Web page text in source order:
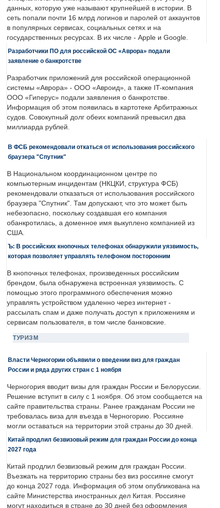
данных, которую уже называют крупнейшей в истории. В
сеть попали почти 16 млрд логинов и паролей от аккаунтов
в популярных сервисах, социальных сетях и на
государственных ресурсах. В их числе - Apple и Google.
Разработчики ПО для российской ОС «Аврора» подали
заявление о банкротстве
Разработчик приложений для российской операционной
системы «Аврора» - ООО «Авроид», а также IT-компания
ООО «Гиперус» подали заявления о банкротстве.
Информация об этом появилась в картотеке Арбитражных
судов. Совокупный долг обеих компаний превысил два
миллиарда рублей.
В ФСБ рекомендовали откаться от использования российского
браузера "Спутник"
В Национальном координационном центре по
компьютерным инцидентам (НКЦКИ, структура ФСБ)
рекомендовали отказаться от использования российского
браузера "Спутник". Там допускают, что это может быть
небезопасно, поскольку создавшая его компания
обанкротилась, а доменное имя выкуплено компанией из
США.
Ъ: В российских кнопочных телефонах обнаружили уязвимость,
которая позволяет управлять телефоном посторонним
В кнопочных телефонах, произведенных российским
брендом, была обнаружена встроенная уязвимость. С
помощью этого программного обеспечения можно
управлять устройством удаленно через интернет -
рассылать спам и даже получать доступ к приложениям и
сервисам пользователя, в том числе банковские.
ТУРИЗМ
Власти Черногории объявили о введении виз для граждан
России и ряда других стран с 1 ноября
Черногория вводит визы для граждан России и Белоруссии.
Решение вступит в силу с 1 ноября. Об этом сообщается на
сайте правительства страны. Ранее гражданам России не
требовалась виза для въезда в Черногорию. Россияне
могли оставаться на территории этой страны до 30 дней.
Китай продлил безвизовый режим для граждан России до конца
2027 года
Китай продлил безвизовый режим для граждан России.
Въезжать на территорию страны без виз россияне смогут
до конца 2027 года. Информация об этом опубликована на
сайте Министерства иностранных дел Китая. Россияне
могут находиться в стране до 30 дней без оформления